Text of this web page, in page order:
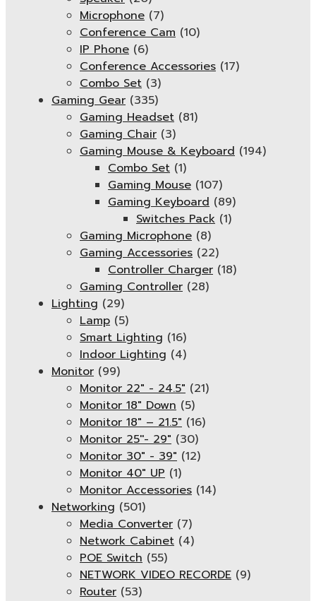
Microphone (7)
Conference Cam (10)
IP Phone (6)
Conference Accessories (17)
Combo Set (3)
Gaming Gear (335)
Gaming Headset (81)
Gaming Chair (3)
Gaming Mouse & Keyboard (194)
Combo Set (1)
Gaming Mouse (107)
Gaming Keyboard (89)
Switches Pack (1)
Gaming Microphone (8)
Gaming Accessories (22)
Controller Charger (18)
Gaming Controller (28)
Lighting (29)
Lamp (5)
Smart Lighting (16)
Indoor Lighting (4)
Monitor (99)
Monitor 22" - 24.5" (21)
Monitor 18" Down (5)
Monitor 18″ – 21.5″ (16)
Monitor 25''- 29" (30)
Monitor 30" - 39" (12)
Monitor 40" UP (1)
Monitor Accessories (14)
Networking (501)
Media Converter (7)
Network Cabinet (4)
POE Switch (55)
NETWORK VIDEO RECORDE (9)
Router (53)